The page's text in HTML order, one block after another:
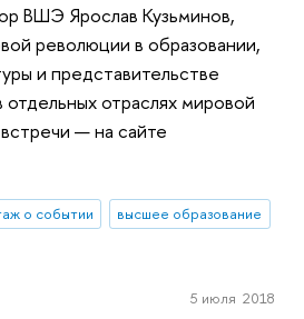
ВШЭ Ярослав Кузьминов,
революции в образовании,
и представительстве
отдельных отраслях мировой
— на сайте
о событии
высшее образование
5 июля 2018